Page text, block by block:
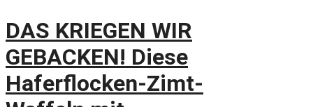
DAS KRIEGEN WIR
GEBACKEN! Diese
Haferflocken-Zimt-